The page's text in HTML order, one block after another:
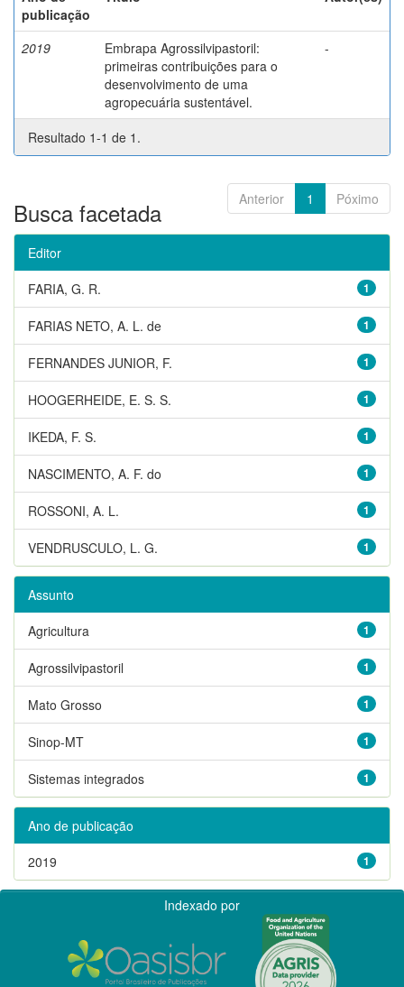
publicação
2019
Embrapa Agrossilvipastoril:
primeiras contribuições para o
desenvolvimento de uma
agropecuária sustentável.
-
Resultado 1-1 de 1.
Anterior 1 Póximo
Busca facetada
Editor
1
FARIA, G. R.
1
FARIAS NETO, A. L. de
1
FERNANDES JUNIOR, F.
1
HOOGERHEIDE, E. S. S.
1
IKEDA, F. S.
1
NASCIMENTO, A. F. do
1
ROSSONI, A. L.
1
VENDRUSCULO, L. G.
Assunto
1
Agricultura
1
Agrossilvipastoril
1
Mato Grosso
1
Sinop-MT
1
Sistemas integrados
Ano de publicação
1
2019
Indexado por